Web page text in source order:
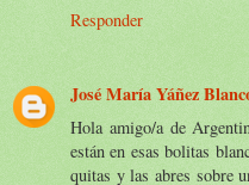
Responder
José María Yáñez
Hola amigo/a de
están en esas bolitas
quitas y las abres sobre